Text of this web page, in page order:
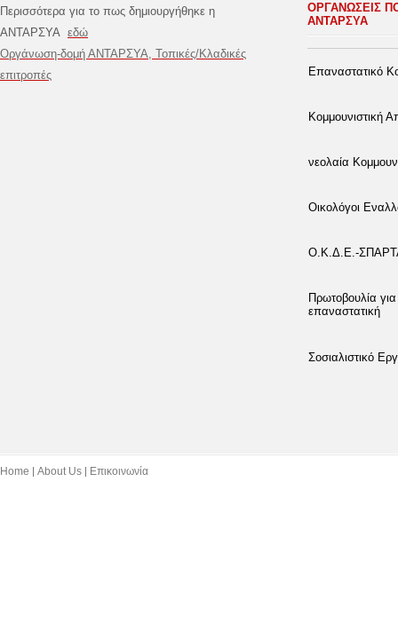
Περισσότερα για το πως δημιουργήθηκε η
ΑΝΤΑΡΣΥΑ εδώ
Οργάνωση-δομή ΑΝΤΑΡΣΥΑ, Τοπικές/Κλαδικές
επιτροπές
ΟΡΓΑΝΩΣΕΙΣ
ΑΝΤΑΡΣΥΑ
Επαναστατικό
Κομμουνιστική
νεολαία
Οικολόγοι
Ο.Κ.Δ.Ε.-
Πρωτοβουλία
επαναστατική
Σοσιαλιστικό
Home About Us Επικοινωνία